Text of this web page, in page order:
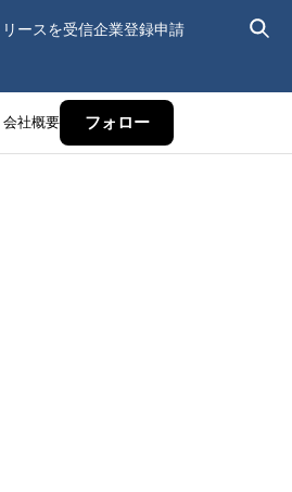
ースを受信企業登録申請
会社概要 フォロー